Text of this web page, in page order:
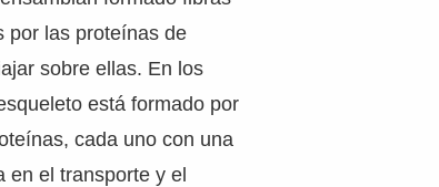
por las proteínas de
sobre ellas. En los
está formado por
cada uno con una
en el transporte y el